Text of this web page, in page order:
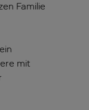
Familie
mit